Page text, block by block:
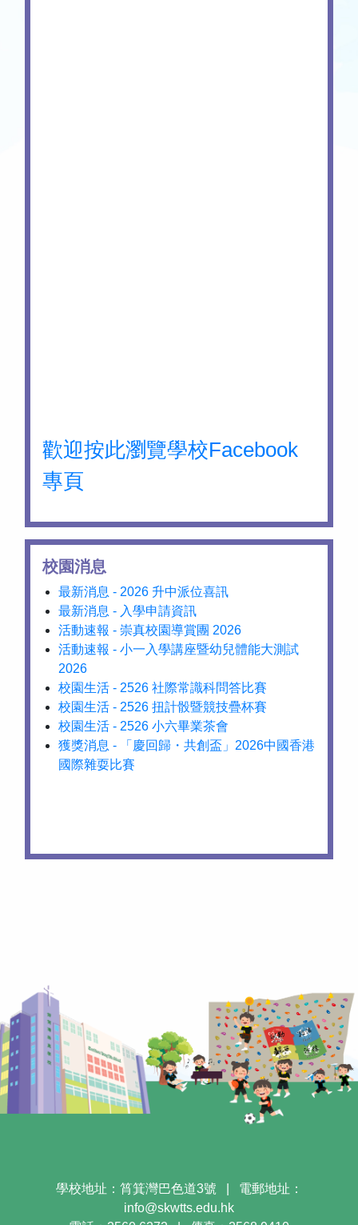
歡迎按此瀏覽學校Facebook
專頁
校園消息
最新消息 - 2026 升中派位喜訊
最新消息 - 入學申請資訊
活動速報 - 崇真校園導賞團 2026
活動速報 - 小一入學講座暨幼兒體能大測試
2026
校園生活 - 2526 社際常識科問答比賽
校園生活 - 2526 扭計骰暨競技疊杯賽
校園生活 - 2526 小六畢業茶會
獲獎消息 - 「慶回歸・共創盃」2026中國香港
國際雜耍比賽
學校地址：筲箕灣巴色道3號
電郵地址：
info@skwtts.edu.hk